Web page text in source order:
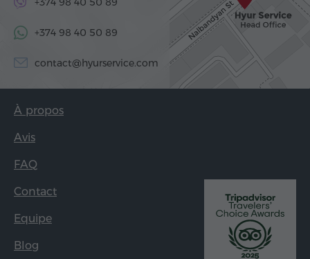
+374 98 40 50 89
contact@hyurservice.com
À propos
Avis
FAQ
Contact
Equipe
Blog